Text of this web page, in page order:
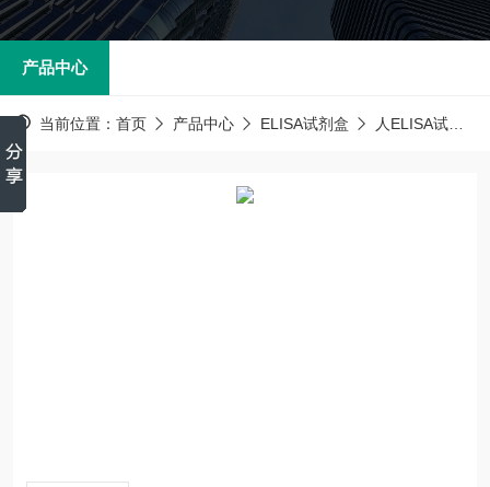
产品中心
当前位置： 首页 产品中心 ELISA试剂盒 人ELISA试剂盒